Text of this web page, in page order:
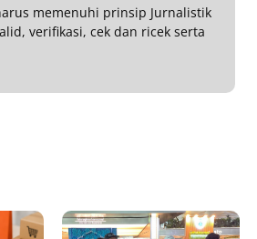
memenuhi prinsip Jurnalistik
verifikasi, cek dan ricek serta